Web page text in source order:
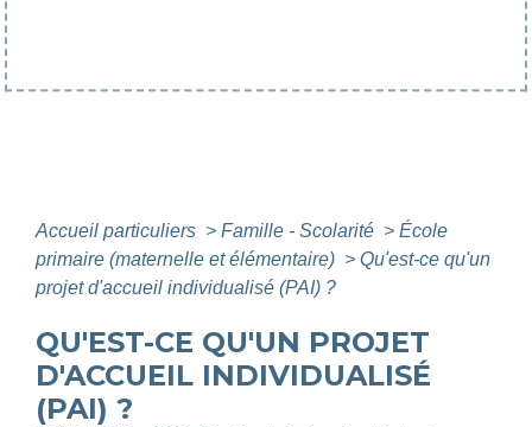
Accueil particuliers > Famille - Scolarité > École
primaire (maternelle et élémentaire) > Qu'est-ce qu'un
projet d'accueil individualisé (PAI) ?
QU'EST-CE QU'UN PROJET
D'ACCUEIL INDIVIDUALISÉ
(PAI) ?